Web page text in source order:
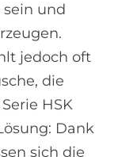
und
jedoch oft
die
HSK
Dank
sich die